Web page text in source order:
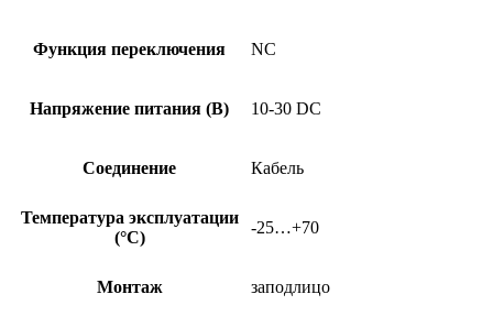
Функция переключения NC
Напряжение питания (В) 10-30 DC
Соединение Кабель
Температура эксплуатации
(°C)
-25…+70
Монтаж заподлицо